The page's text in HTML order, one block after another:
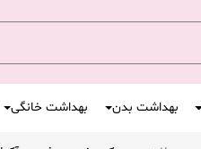
بهداشت بدن بهداشت خانگی